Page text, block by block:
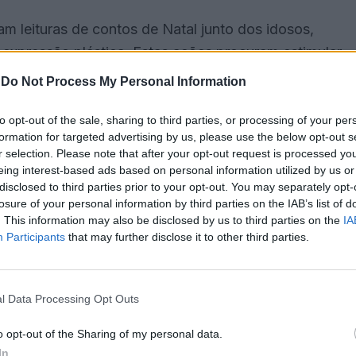
Do Not Process My Personal Information
opt-out of the sale, sharing to third parties, or processing of your
for targeted advertising by us, please use the below opt-out
selection. Please note that after your opt-out request is processed
interest-based ads based on personal information utilized by us
to third parties prior to your opt-out. You may separately
of your personal information by third parties on the IAB’s list of
This information may also be disclosed by us to third parties on the
Participants that may further disclose it to other third parties.
Data Processing Opt Outs
opt-out of the Sharing of my personal data.
leituras de contos de Natal junto dos idosos,
plástica. Estas ações procuram estimular
participantes.
as atividades são realizadas em grupo,
de laços afetivos entre os residentes. O
o sentido de comunidade e possibilitem aos
natalícia